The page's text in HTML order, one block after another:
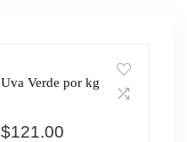
Uva Verde por kg
$121.00